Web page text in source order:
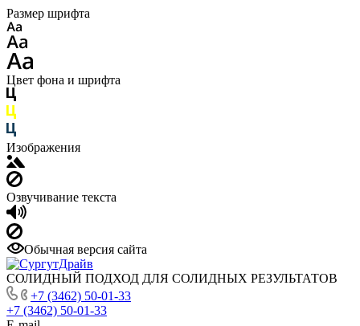
Размер шрифта
Цвет фона и шрифта
Изображения
Озвучивание текста
Обычная версия сайта
СОЛИДНЫЙ ПОДХОД ДЛЯ СОЛИДНЫХ РЕЗУЛЬТАТОВ
+7 (3462) 50-01-33
+7 (3462) 50-01-33